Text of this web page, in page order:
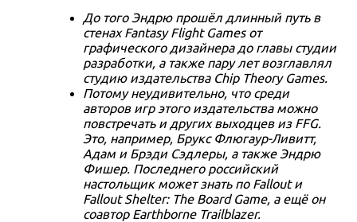
До того Эндрю прошёл длинный путь в
стенах Fantasy Flight Games от
графического дизайнера до главы студии
разработки, а также пару лет возглавлял
студию издательства Chip Theory Games.
Потому неудивительно, что среди
авторов игр этого издательства можно
повстречать и других выходцев из FFG.
Это, например, Брукс Флюгаур-Ливитт,
Адам и Брэди Сэдлеры, а также Эндрю
Фишер. Последнего российский
настольщик может знать по Fallout и
Fallout Shelter: The Board Game, а ещё он
соавтор Earthborne Trailblazer.